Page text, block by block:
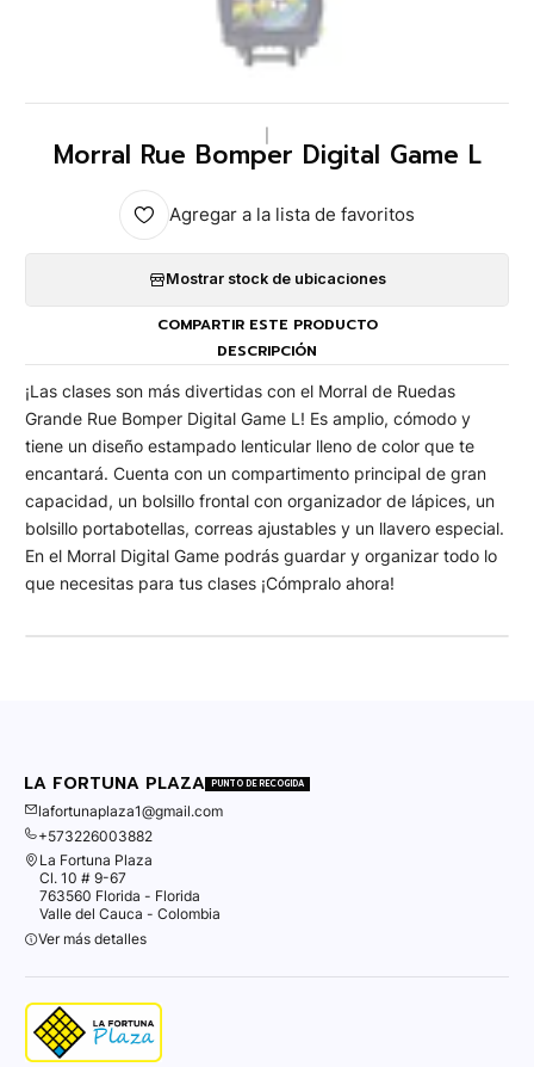
Morral Rue Bomper Digital Game L
Agregar a la lista de favoritos
Mostrar stock de ubicaciones
COMPARTIR ESTE PRODUCTO
DESCRIPCIÓN
¡Las clases son más divertidas con el Morral de Ruedas
Grande Rue Bomper Digital Game L! Es amplio, cómodo y
tiene un diseño estampado lenticular lleno de color que te
encantará. Cuenta con un compartimento principal de gran
capacidad, un bolsillo frontal con organizador de lápices, un
bolsillo portabotellas, correas ajustables y un llavero especial.
En el Morral Digital Game podrás guardar y organizar todo lo
que necesitas para tus clases ¡Cómpralo ahora!
LA FORTUNA PLAZA PUNTO DE RECOGIDA
lafortunaplaza1@gmail.com
+573226003882
La Fortuna Plaza
Cl. 10 # 9-67
763560 Florida - Florida
Valle del Cauca - Colombia
Ver más detalles